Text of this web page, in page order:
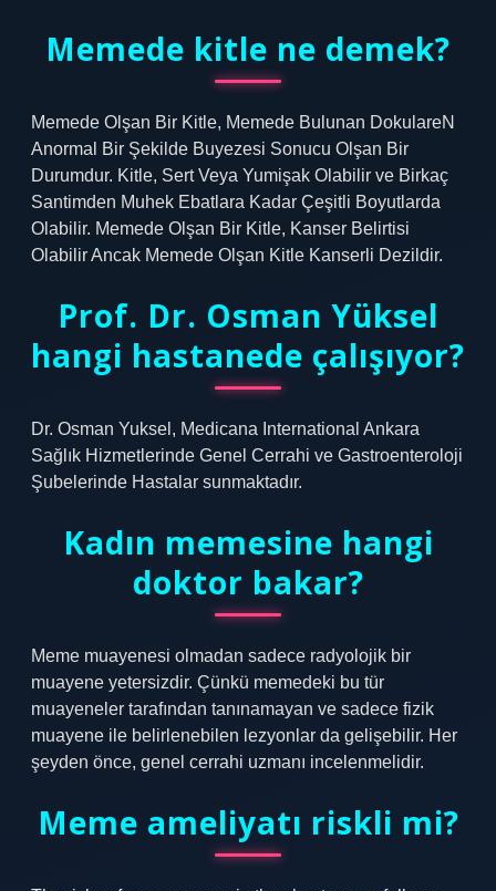
Memede kitle ne demek?
Memede Olşan Bir Kitle, Memede Bulunan DokulareN
Anormal Bir Şekilde Buyezesi Sonucu Olşan Bir
Durumdur. Kitle, Sert Veya Yumişak Olabilir ve Birkaç
Santimden Muhek Ebatlara Kadar Çeşitli Boyutlarda
Olabilir. Memede Olşan Bir Kitle, Kanser Belirtisi
Olabilir Ancak Memede Olşan Kitle Kanserli Dezildir.
Prof. Dr. Osman Yüksel
hangi hastanede çalışıyor?
Dr. Osman Yuksel, Medicana International Ankara
Sağlık Hizmetlerinde Genel Cerrahi ve Gastroenteroloji
Şubelerinde Hastalar sunmaktadır.
Kadın memesine hangi
doktor bakar?
Meme muayenesi olmadan sadece radyolojik bir
muayene yetersizdir. Çünkü memedeki bu tür
muayeneler tarafından tanınamayan ve sadece fizik
muayene ile belirlenebilen lezyonlar da gelişebilir. Her
şeyden önce, genel cerrahi uzmanı incelenmelidir.
Meme ameliyatı riskli mi?